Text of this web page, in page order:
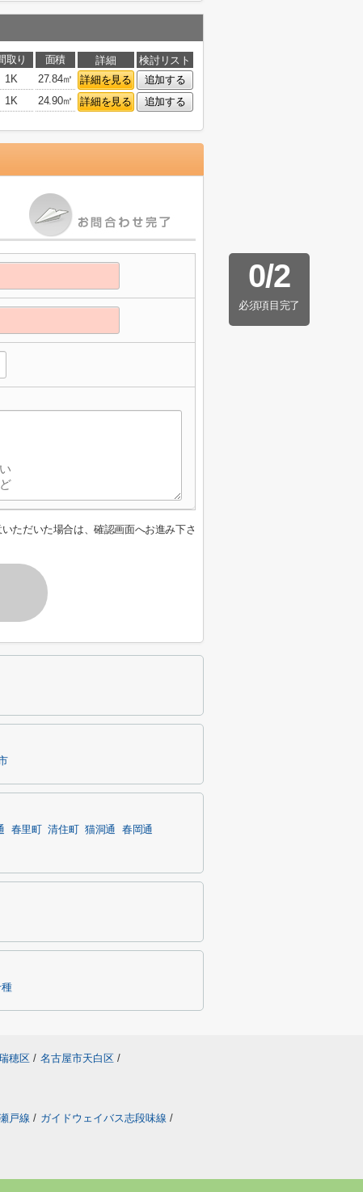
取り 面積 詳細
検討リスト
1K 27.84㎡ 詳細を見る
追加する
1K 24.90㎡ 詳細を見る 追加する
0/2
必須項目完了
ただいた場合は、確認画面へお進み下さ
春里町 清住町 猫洞通
春岡通
穂区 / 名古屋市天白区 /
戸線 / ガイドウェイバス志段味線 /